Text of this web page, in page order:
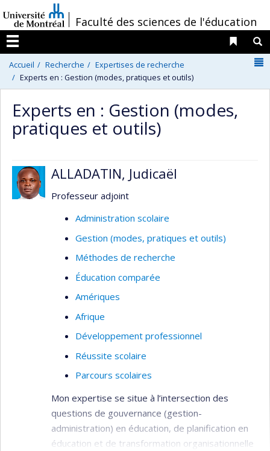
au
contenu
/Faculté des sciences de l'éducation
Menu
Liens
Accueil Recherche
Expertises de recherche
Experts en : Gestion (modes, pratiques et outils)
Experts en : Gestion (modes,
pratiques et outils)
ALLADATIN, Judicaël
Professeur adjoint
Administration scolaire
Gestion (modes, pratiques et outils)
Méthodes de recherche
Éducation comparée
Amériques
Afrique
Développement professionnel
Réussite scolaire
Parcours scolaires
Mon expertise se situe à l’intersection des
questions de gouvernance (gestion-
administration) en éducation, de planification en
éducation et de transformation organisationnelle